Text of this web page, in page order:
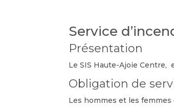
Service
Présentation
Le SIS Haute-Ajoie Centre,
Obligation de
Les hommes et les femmes